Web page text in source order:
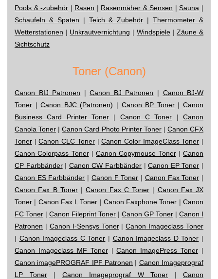
Pools & -zubehör | Rasen | Rasenmäher & Sensen |Sauna |
Schaufeln & Spaten | Teich & Zubehör |Thermometer &
Wetterstationen | Unkrautvernichtung | Windspiele|Zäune &
Sichtschutz
Toner (Canon)
Canon BIJ Patronen |Canon BJ Patronen | Canon BJ-W
Toner |Canon BJC (Patronen) | Canon BP Toner|Canon
Business Card Printer Toner | Canon C Toner |Canon
Canola Toner |Canon Card Photo Printer Toner| Canon CFX
Toner |Canon CLC Toner|Canon Color ImageClass Toner |
Canon Colorpass Toner| Canon Copymouse Toner| Canon
CP Farbbänder| Canon CW Farbbänder |Canon EP Toner |
Canon ES Farbbänder | Canon F Toner | Canon Fax Toner |
Canon Fax B Toner|Canon Fax C Toner | Canon Fax JX
Toner | Canon Fax L Toner | Canon Faxphone Toner |Canon
FC Toner | Canon Fileprint Toner | Canon GP Toner | Canon I
Patronen | Canon I-Sensys Toner|Canon Imageclass Toner
| Canon Imageclass C Toner | Canon Imageclass D Toner |
Canon Imageclass MF Toner|Canon ImagePress Toner |
Canon imagePROGRAF IPF Patronen | Canon Imageprograf
LP Toner| Canon Imageprograf W Toner | Canon